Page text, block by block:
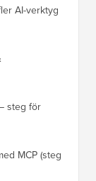
AI-verktyg
steg för
MCP (steg